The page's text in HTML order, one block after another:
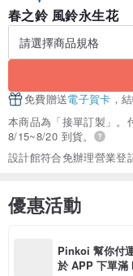
春之鈴 風鈴永生花
免費贈送電子賀卡 ，
本商品為「接單訂製」。
8/15~8/20 到貨。
設計館符合免辦理營業登
優惠活動
Pinkoi 幫你付
於 APP 下單滿